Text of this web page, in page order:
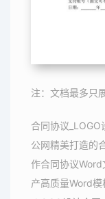
注：文档最多只
合同协议
公网精美打造的
作合同协议
产高质量Word